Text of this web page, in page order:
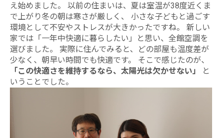
え始めました。 以前の住まいは、夏は室温が38度近くま
で上がり冬の朝は寒さが厳しく、 小さな子どもと過ごす
環境として不安やストレスが大きかったですね。 新しい
家では「一年中快適に暮らしたい」と思い、全館空調を
選びました。 実際に住んでみると、どの部屋も温度差が
少なく、朝早い時間でも快適です。 そこで感じたのが、
「この快適さを維持するなら、太陽光は欠かせない」
と
いうことでした。